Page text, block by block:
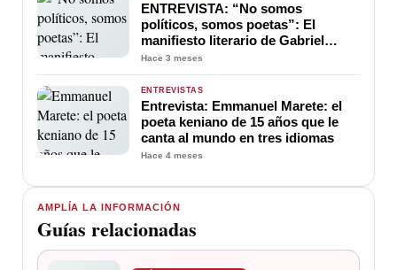
AMPLÍA LA INFORMACIÓN
Guías relacionadas
ENTREVISTA: “No somos
políticos, somos poetas”: El
manifiesto literario de Gabriel
Moreno y Rafael Peñas Cruz
Hace 3 meses
ENTREVISTAS
Entrevista: Emmanuel Marete: el
poeta keniano de 15 años que le
canta al mundo en tres idiomas
Hace 4 meses